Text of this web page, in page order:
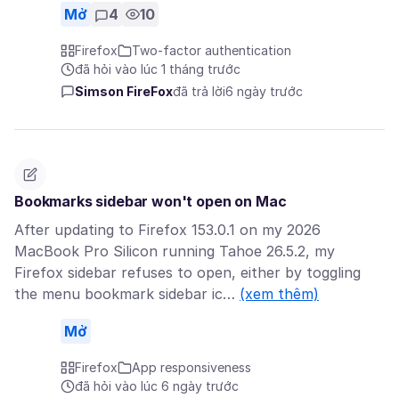
Mở 4 10
Firefox
Two-factor authentication
đã hỏi vào lúc 1 tháng trước
Simson FireFoxđã trả lời6 ngày trước
Bookmarks sidebar won't open on Mac
After updating to Firefox 153.0.1 on my 2026
MacBook Pro Silicon running Tahoe 26.5.2, my
Firefox sidebar refuses to open, either by toggling
the menu bookmark sidebar ic… (xem thêm)
Mở
Firefox
App responsiveness
đã hỏi vào lúc 6 ngày trước